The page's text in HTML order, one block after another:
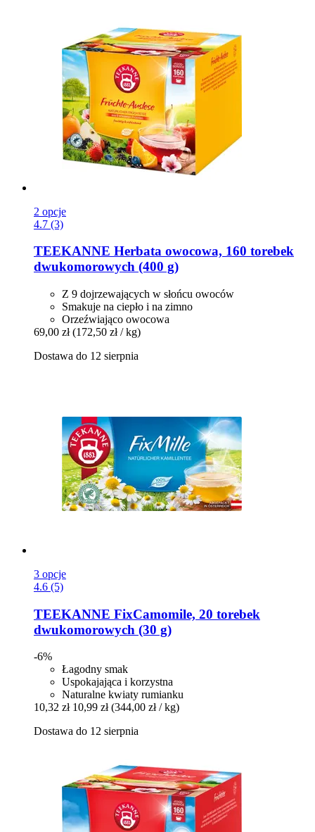
2 opcje
4.7 (3)
TEEKANNE Herbata owocowa, 160 torebek
dwukomorowych (400 g)
Z 9 dojrzewających w słońcu owoców
Smakuje na ciepło i na zimno
Orzeźwiająco owocowa
69,00 zł (172,50 zł / kg)
Dostawa do 12 sierpnia
3 opcje
4.6 (5)
TEEKANNE FixCamomile, 20 torebek
dwukomorowych (30 g)
-6%
Łagodny smak
Uspokajająca i korzystna
Naturalne kwiaty rumianku
10,32 zł 10,99 zł (344,00 zł / kg)
Dostawa do 12 sierpnia